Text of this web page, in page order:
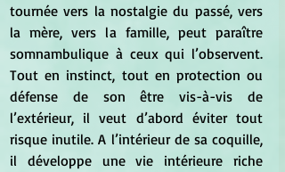
tournée vers la nostalgie du passé, vers
la mère, vers la famille, peut paraître
somnambulique à ceux qui l’observent.
Tout en instinct, tout en protection ou
défense de son être vis-à-vis de
l’extérieur, il veut d’abord éviter tout
risque inutile. A l’intérieur de sa coquille,
il développe une vie intérieure riche